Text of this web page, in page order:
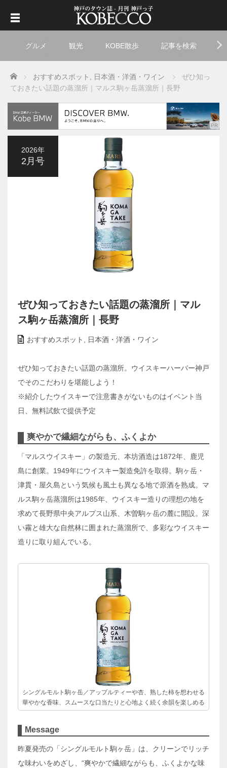
グルメ 観光 KOBE散歩 記事を検索
Home おすすめスポット 日本酒・洋酒・ワイン
ぜひ知っ
ておきたい話題の蒸溜所｜マルス駒ヶ岳蒸溜所｜長野
2026年
2月号
ぜひ知っておきたい話題の蒸溜所｜マル
ス駒ヶ岳蒸溜所｜長野
おすすめスポット 日本酒・洋酒・ワイン
ぜひ知っておきたい話題の蒸溜所。ウイスキーハーバー神戸
でそのこだわりを堪能しよう！
※紹介したウイスキーで注意書きがないものはイベント当
日、無料試飲で提供予定
爽やかで繊細ながらも、ふくよか
「マルスウイスキー」の製造元、本坊酒造は1872年、鹿児
島に創業。1949年にウイスキー製造免許を取得。駒ヶ岳・
津貫・屋久島という気候も風土も異なる地で原酒を熟成。マ
ルス駒ヶ岳蒸溜所は1985年、ウイスキー造りの理想の地を
求めて長野県中央アルプス山系、木曽駒ヶ岳の麓に開設。深
い霧と雄大な自然林に囲まれた蒸溜所で、多彩なウイスキー
造りに取り組んでいる。
シングルモルト駒ヶ岳／アップルティーや杏、熟した柿を想わせる
華やかな香味、スムースな口当たりと心地よく続く余韻を楽しめる
Message
昨夏発売の「シングルモルト駒ヶ岳」は、クリーンでリッチ
な味わいをめざし、“爽やかで繊細ながらも、ふくよかな味